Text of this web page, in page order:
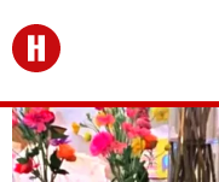
Перейти на главную